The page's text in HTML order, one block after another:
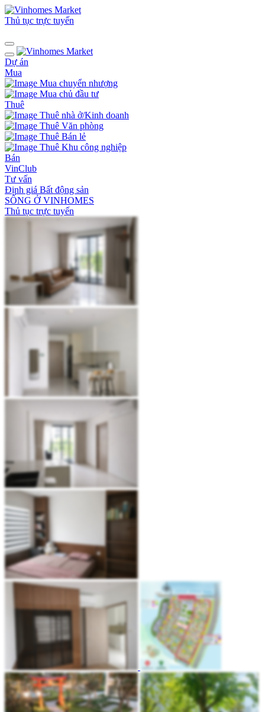
Thủ tục trực tuyến
Dự án
Mua
Mua chuyển nhượng
Mua chủ đầu tư
Thuê
Thuê nhà ở/Kinh doanh
Thuê Văn phòng
Thuê Bán lẻ
Thuê Khu công nghiệp
Bán
VinClub
Tư vấn
Định giá Bất động sản
SỐNG Ở VINHOMES
Thủ tục trực tuyến